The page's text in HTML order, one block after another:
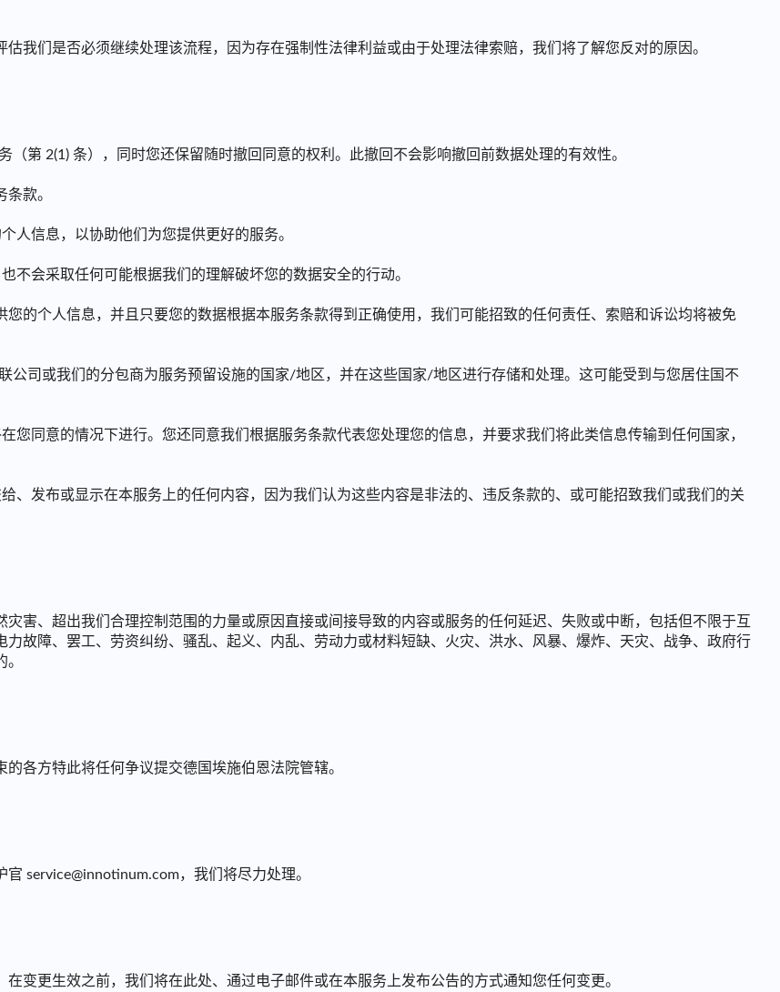
我们是否必须继续处理该流程，因为存在强制性法律利益或由于处理法律索赔，我们将了解您反对的原因。
第 2(1) 条），同时您还保留随时撤回同意的权利。此撤回不会影响撤回前数据处理的有效性。
款。
人信息，以协助他们为您提供更好的服务。
不会采取任何可能根据我们的理解破坏您的数据安全的行动。
的个人信息，并且只要您的数据根据​​本服务条款得到正确使用，我们可能招致的任何责任、索赔和诉讼均将被免
公司或我们的分包商为服务预留设施的国家/地区，并在这些国家/地区进行存储和处理。这可能受到与您居住国不
您同意的情况下进行。您还同意我们根据服务条款代表您处理您的信息，并要求我们将此类信息传输到任何国家，
、发布或显示在本服务上的任何内容，因为我们认为这些内容是非法的、违反条款的、或可能招致我们或我们的关
害、超出我们合理控制范围的力量或原因直接或间接导致的内容或服务的任何延迟、失败或中断，包括但不限于互
故障、罢工、劳资纠纷、骚乱、起义、内乱、劳动力或材料短缺、火灾、洪水、风暴、爆炸、天灾、战争、政府行
各方特此将任何争议提交德国埃施伯恩法院管辖。
service@innotinum.com，我们将尽力处理。
变更生效之前，我们将在此处、通过电子邮件或在本服务上发布公告的方式通知您任何变更。